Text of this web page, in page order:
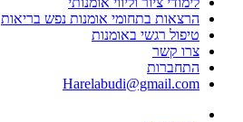
הרצאות בתחומי אומנות נפש בריאות
טיפול רגשי באומנות
צרו קשר
התחברות
Harelabudi@gmail.com